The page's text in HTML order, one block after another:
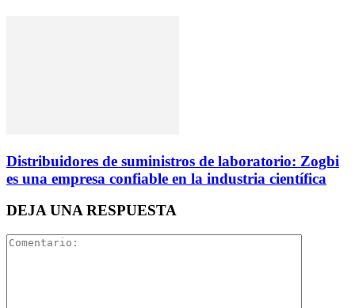
Distribuidores de suministros de laboratorio: Zogbi
es una empresa confiable en la industria científica
DEJA UNA RESPUESTA